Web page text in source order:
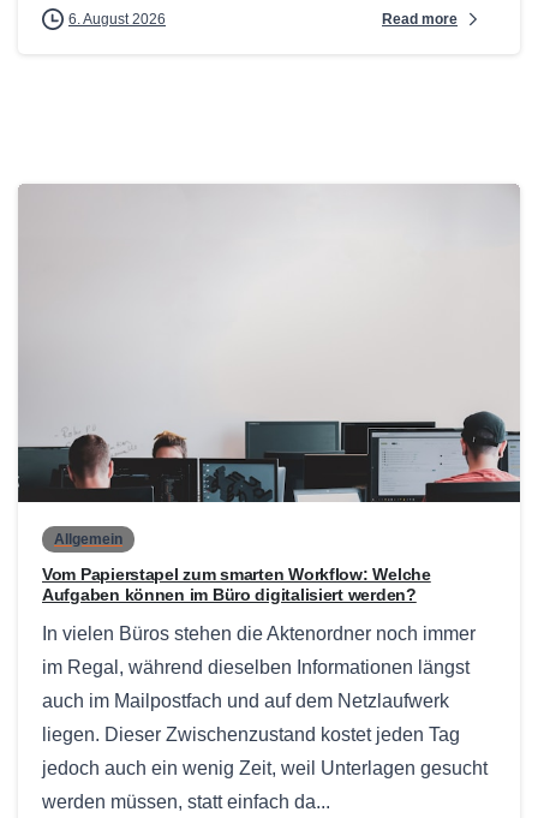
6. August 2026 Read more
0
Allgemein
Vom Papierstapel zum smarten Workflow: Welche
Aufgaben können im Büro digitalisiert werden?
In vielen Büros stehen die Aktenordner noch immer
im Regal, während dieselben Informationen längst
auch im Mailpostfach und auf dem Netzlaufwerk
liegen. Dieser Zwischenzustand kostet jeden Tag
jedoch auch ein wenig Zeit, weil Unterlagen gesucht
werden müssen, statt einfach da...